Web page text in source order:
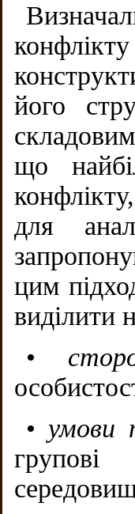
його
що
для
цим
виділити
•
•умови